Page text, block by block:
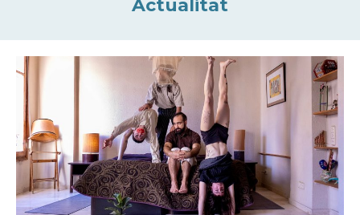
Actualitat